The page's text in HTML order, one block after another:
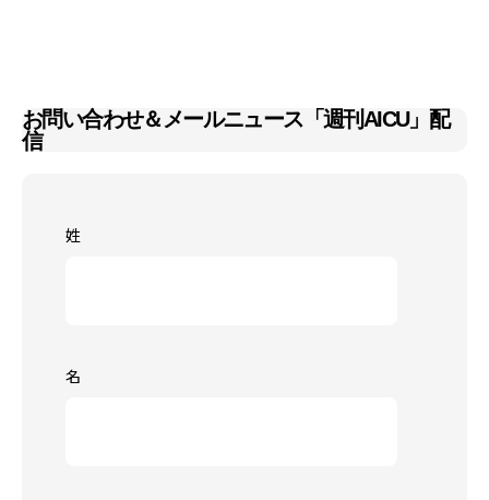
お問い合わせ＆メールニュース「週刊AICU」配
信
姓
名